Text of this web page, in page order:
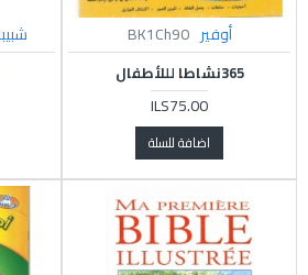
أوفير BK1Ch90
365نشاطا لللأطفال
ILS75.00
اضافة للسلة